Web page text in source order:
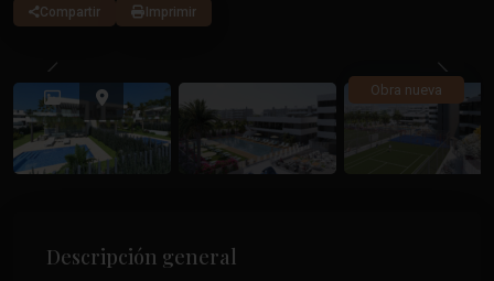
Compartir Imprimir
Obra nueva
Anterior
Descripción general